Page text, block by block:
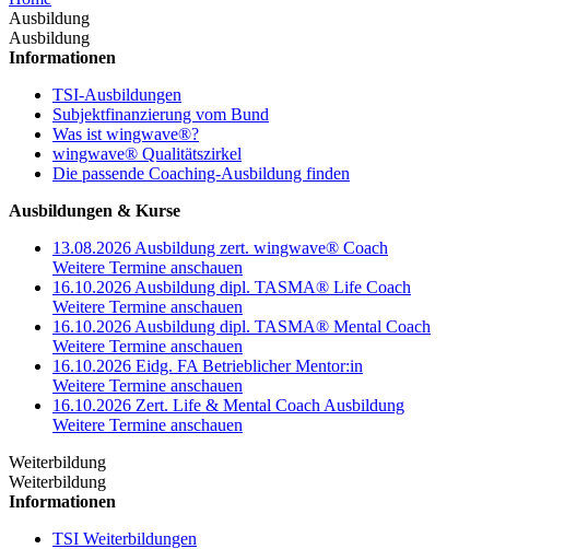
Ausbildung
Ausbildung
Informationen
TSI-Ausbildungen
Subjektfinanzierung vom Bund
Was ist wingwave®?
wingwave® Qualitätszirkel
Die passende Coaching-Ausbildung finden
Ausbildungen & Kurse
13.08.2026 Ausbildung zert. wingwave® Coach
Weitere Termine anschauen
16.10.2026 Ausbildung dipl. TASMA® Life Coach
Weitere Termine anschauen
16.10.2026 Ausbildung dipl. TASMA® Mental Coach
Weitere Termine anschauen
16.10.2026 Eidg. FA Betrieblicher Mentor:in
Weitere Termine anschauen
16.10.2026 Zert. Life & Mental Coach Ausbildung
Weitere Termine anschauen
Weiterbildung
Weiterbildung
Informationen
TSI Weiterbildungen